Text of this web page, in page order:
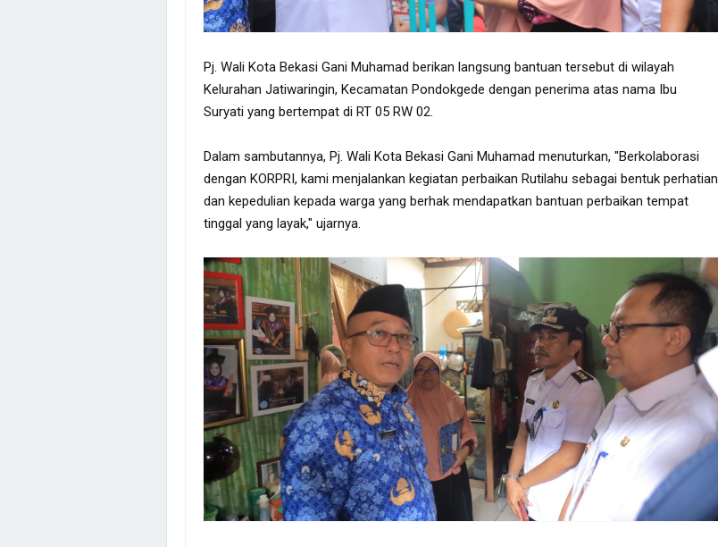
Pj. Wali Kota Bekasi Gani Muhamad berikan langsung bantuan tersebut di wilayah
Kelurahan Jatiwaringin, Kecamatan Pondokgede dengan penerima atas nama Ibu
Suryati yang bertempat di RT 05 RW 02.
Dalam sambutannya, Pj. Wali Kota Bekasi Gani Muhamad menuturkan, "Berkolaborasi
dengan KORPRI, kami menjalankan kegiatan perbaikan Rutilahu sebagai bentuk perhatian
dan kepedulian kepada warga yang berhak mendapatkan bantuan perbaikan tempat
tinggal yang layak," ujarnya.